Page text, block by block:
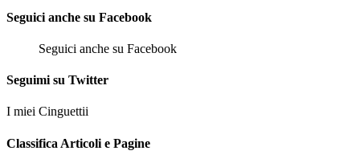
Seguici anche su Facebook
Seguici anche su Facebook
Seguimi su Twitter
I miei Cinguettii
Classifica Articoli e Pagine